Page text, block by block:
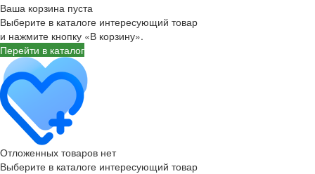
Ваша корзина пуста
Выберите в каталоге интересующий товар
и нажмите кнопку «В корзину».
Перейти в каталог
Отложенных товаров нет
Выберите в каталоге интересующий товар